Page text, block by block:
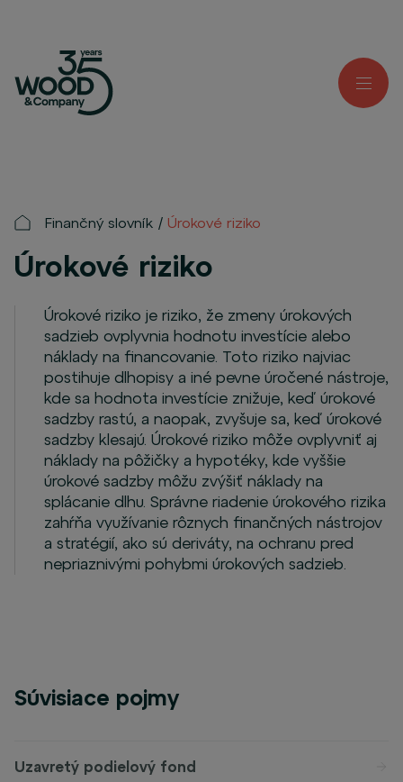
Finančný slovník Úrokové riziko
Úrokové riziko
Úrokové riziko je riziko, že zmeny úrokových
sadzieb ovplyvnia hodnotu investície alebo
náklady na financovanie. Toto riziko najviac
postihuje dlhopisy a iné pevne úročené nástroje,
kde sa hodnota investície znižuje, keď úrokové
sadzby rastú, a naopak, zvyšuje sa, keď úrokové
sadzby klesajú. Úrokové riziko môže ovplyvniť aj
náklady na pôžičky a hypotéky, kde vyššie
úrokové sadzby môžu zvýšiť náklady na
splácanie dlhu. Správne riadenie úrokového rizika
zahŕňa využívanie rôznych finančných nástrojov
a stratégií, ako sú deriváty, na ochranu pred
nepriaznivými pohybmi úrokových sadzieb.
Súvisiace pojmy
Uzavretý podielový fond